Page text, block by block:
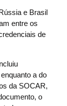
e Brasil
entre os
de
a do
da SOCAR,
o